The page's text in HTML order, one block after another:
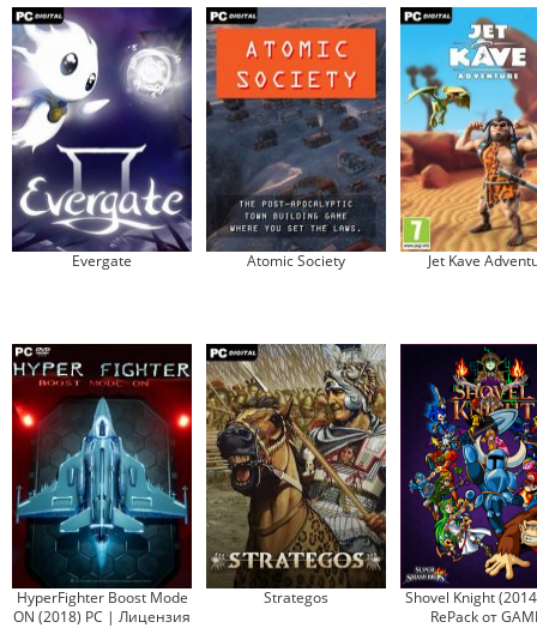
Evergate Atomic Society Jet Kave
HyperFighter Boost Mode
ON (2018) PC | Лицензия
Strategos
Shovel Knight
RePack от